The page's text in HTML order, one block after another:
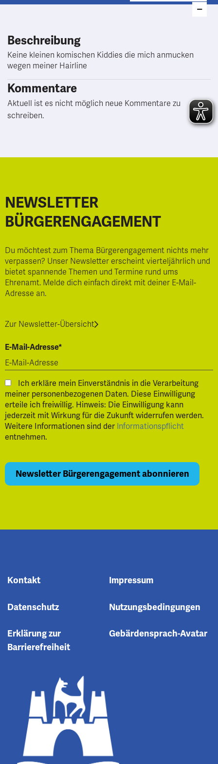
Beschreibung
Keine kleinen komischen Kiddies die mich anmucken
wegen meiner Hairline
Kommentare
Aktuell ist es nicht möglich neue Kommentare zu
schreiben.
NEWSLETTER
BÜRGERENGAGEMENT
Du möchtest zum Thema Bürgerengagement nichts mehr
verpassen? Unser Newsletter erscheint vierteljährlich und
bietet spannende Themen und Termine rund ums
Ehrenamt. Melde dich einfach direkt mit deiner E-Mail-
Adresse an.
Zur Newsletter-Übersicht
E-Mail-Adresse*
Ich erkläre mein Einverständnis in die Verarbeitung
meiner personenbezogenen Daten. Diese Einwilligung
erteile ich freiwillig. Hinweis: Die Einwilligung kann
jederzeit mit Wirkung für die Zukunft widerrufen werden.
Weitere Informationen sind der Informationspflicht
entnehmen.
Kontakt Impressum
Datenschutz Nutzungsbedingungen
Erklärung zur
Barrierefreiheit
Gebärdensprach-Avatar